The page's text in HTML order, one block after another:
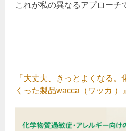
これが私の異なるアプローチ
『大丈夫、きっとよくなる
くった製品wacca（ワッカ ）』